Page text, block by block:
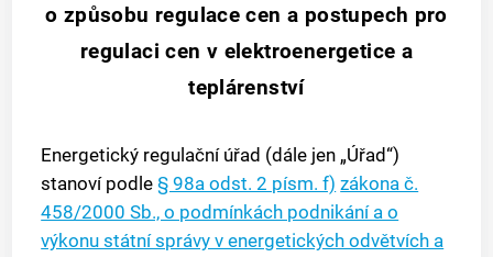
o způsobu regulace cen a postupech pro
regulaci cen v elektroenergetice a
teplárenství
Energetický regulační úřad (dále jen „Úřad“)
stanoví podle§ 98a odst. 2 písm. f) zákona č.
458/2000 Sb., o podmínkách podnikání a o
výkonu státní správy v energetických odvětvích a